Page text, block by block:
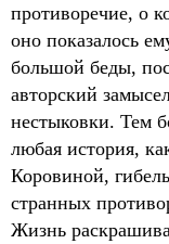
противоречие, о
оно показалось
большой беды,
авторский
нестыковки. Тем
любая история,
Коровиной,
странных
Жизнь